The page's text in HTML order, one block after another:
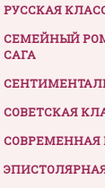
РУССКАЯ
СЕМЕЙНЫЙ
САГА
СОВЕТСКАЯ
СОВРЕМЕННАЯ